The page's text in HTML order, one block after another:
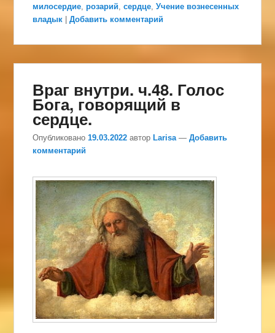
милосердие,розарий,сердце,Учение вознесенных
владык
|Добавить комментарий
Враг внутри. ч.48. Голос
Бога, говорящий в
сердце.
Опубликовано19.03.2022 автор Larisa —Добавить
комментарий